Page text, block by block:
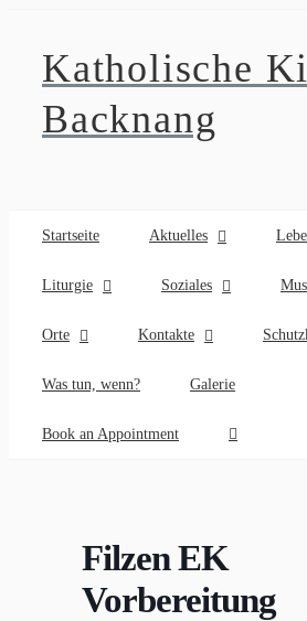
springenKatholische
Backnang
Startseite Aktuelles
Liturgie Soziales
Orte Kontakte
Was tun, wenn? Galerie
Book an Appointment
Filzen EK
Vorbereitung